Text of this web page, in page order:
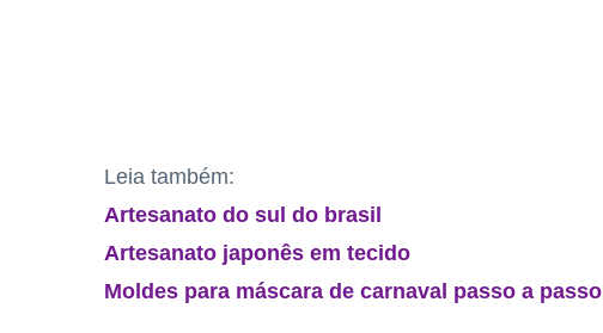
Leia também:
Artesanato do sul do brasil
Artesanato japonês em tecido
Moldes para máscara de carnaval passo a passo